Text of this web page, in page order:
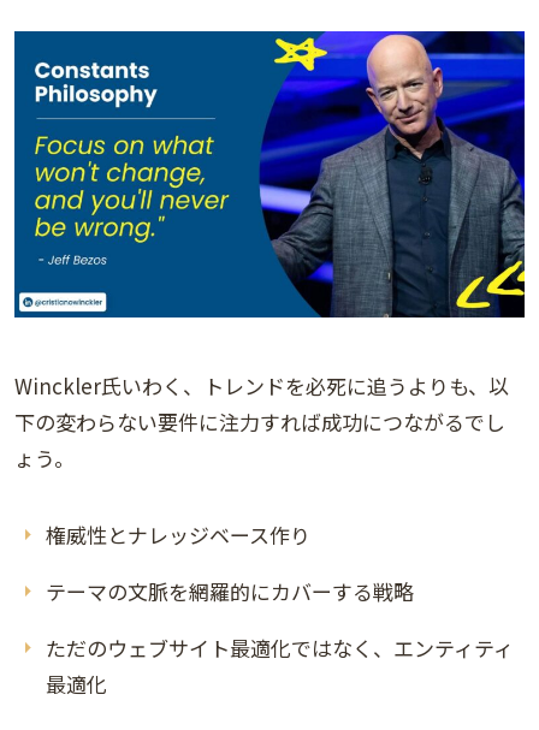
Winckler氏いわく、トレンドを必死に追うよりも、以
下の変わらない要件に注力すれば成功につながるでし
ょう。
権威性とナレッジベース作り
テーマの文脈を網羅的にカバーする戦略
ただのウェブサイト最適化ではなく、エンティティ
最適化